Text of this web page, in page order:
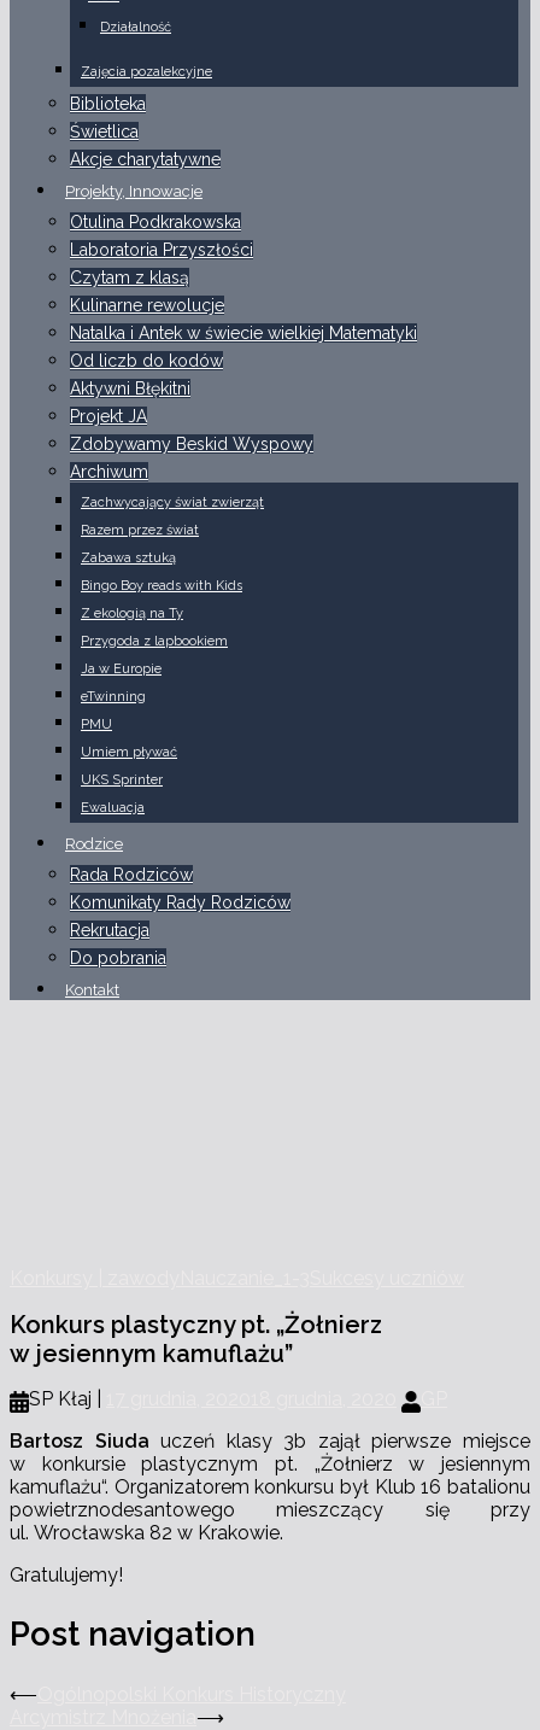
Działalność
Zajęcia pozalekcyjne
Biblioteka
Świetlica
Akcje charytatywne
Projekty, Innowacje
Otulina Podkrakowska
Laboratoria Przyszłości
Czytam z klasą
Kulinarne rewolucje
Natalka i Antek w świecie wielkiej Matematyki
Od liczb do kodów
Aktywni Błękitni
Projekt JA
Zdobywamy Beskid Wyspowy
Archiwum
Zachwycający świat zwierząt
Razem przez świat
Zabawa sztuką
Bingo Boy reads with Kids
Z ekologią na Ty
Przygoda z lapbookiem
Ja w Europie
eTwinning
PMU
Umiem pływać
UKS Sprinter
Ewaluacja
Rodzice
Rada Rodziców
Komunikaty Rady Rodziców
Rekrutacja
Do pobrania
Kontakt
Konkurs plastyczny pt. „Żołnierz
w jesiennym kamuflażu”
SP Kłaj |
Bartosz Siuda uczeń klasy 3b zajął pierwsze miejsce
w konkursie plastycznym pt. „Żołnierz w jesiennym
kamuflażu“. Organizatorem konkursu był Klub 16 batalionu
powietrznodesantowego mieszczący się przy
ul. Wrocławska 82 w Krakowie.
Gratulujemy!
Post navigation
⟵
⟶